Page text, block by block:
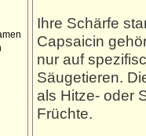
Ihre Schärfe
Capsaicin
nur auf
Säugetieren.
als Hitze- oder
Früchte.